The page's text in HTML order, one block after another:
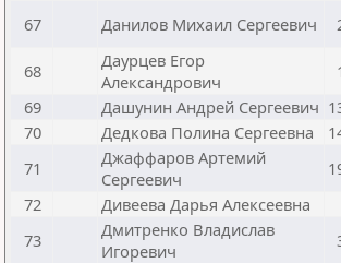
67 Данилов Михаил Сергеевич
68
Даурцев Егор
Александрович
69
Дашунин Андрей Сергеевич
70
Дедкова Полина Сергеевна
71
Джаффаров Артемий
Сергеевич
72
Дивеева Дарья Алексеевна
73
Дмитренко Владислав
Игоревич